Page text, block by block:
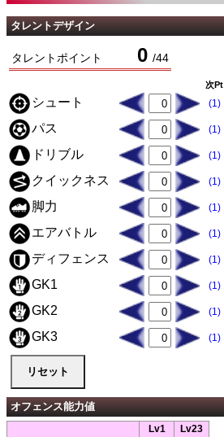
タレントデザイン
タレントポイント 0 /44
次Pt
シュート (1)
パス (1)
ドリブル (1)
クイックネス (1)
脚力 (1)
エアバトル (1)
ディフェンス (1)
GK1 (1)
GK2 (1)
GK3 (1)
オフェンス能力値
Lv1 Lv23